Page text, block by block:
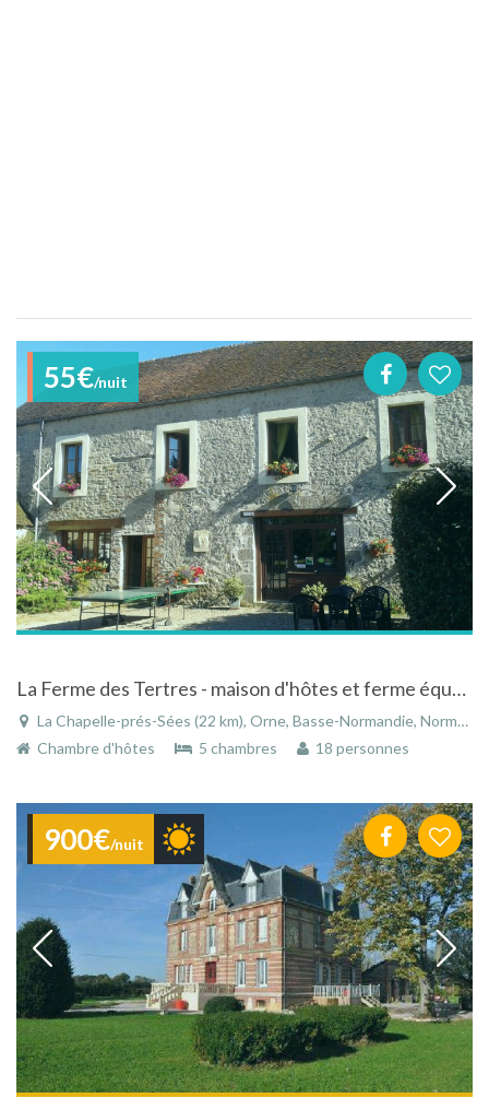
55€/nuit
La Ferme des Tertres - maison d'hôtes et ferme équestre en Normandie
La Chapelle-prés-Sées (22 km), Orne, Basse-Normandie, Normandie, France
Chambre d'hôtes
5 chambres 18 personnes
900€/nuit